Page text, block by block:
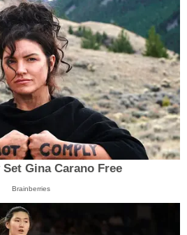
Gina Carano Free
Brainberries